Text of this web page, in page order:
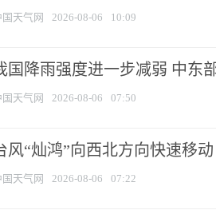
国天气网 2026-08-06 10:09
国降雨强度进一步减弱 中东
国天气网 2026-08-06 07:50
风“灿鸿”向西北方向快速移
国天气网 2026-08-06 07:22